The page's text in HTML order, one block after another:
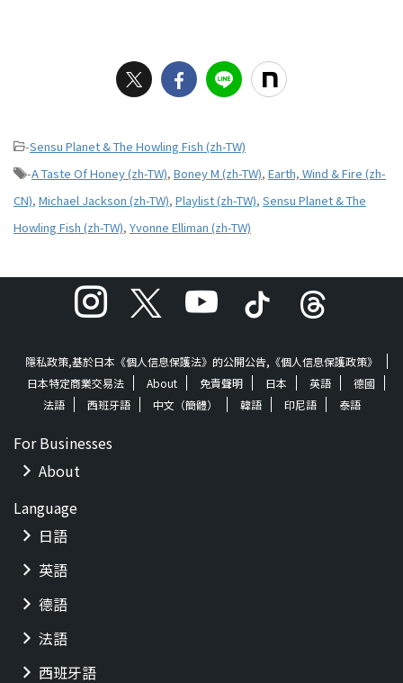
-Sensu Planet & The Howling Fish (zh-TW)
-A Taste Of Honey (zh-TW), Boney M (zh-TW), Earth, Wind & Fire (zh-
CN), Michael Jackson (zh-TW), Playlist (zh-TW), Sensu Planet & The
Howling Fish (zh-TW), Yvonne Elliman (zh-TW)
隱私政策,基於日本《個人信息保護法》的公開公告,《個人信息保護政策》
日本特定商業交易法
About 免責聲明 日本 英語
德國
法語
西班牙語 中文（簡體） 韓語 印尼語 泰語
For Businesses
About
Language
日語
英語
德語
法語
西班牙語